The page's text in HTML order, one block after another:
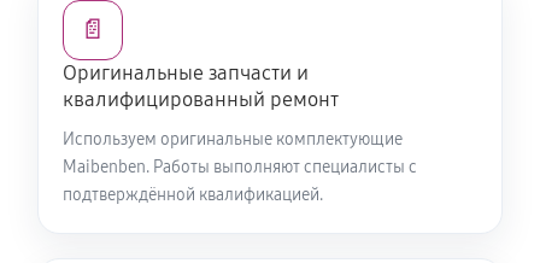
Ремонт экрана ноутбука Maibenben 527
Установка операционной системы
780 руб 60 минут
Установка драйверов ноутбука Maibenben 527
📄
Оригинальные запчасти и
квалифицированный ремонт
Используем оригинальные комплектующие
Maibenben. Работы выполняют специалисты с
подтверждённой квалификацией.